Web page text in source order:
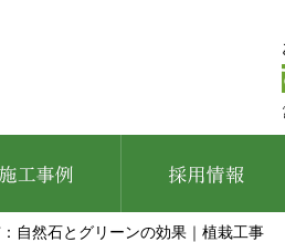
：自然石とグリーンの効果｜植栽工事